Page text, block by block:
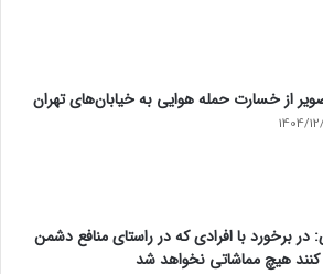
1404/
در برخورد با افرادی که در راستای منافع دشمن
هیچ مماشاتی نخواهد شد